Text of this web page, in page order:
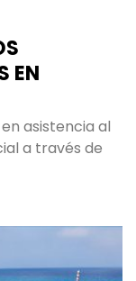
EN
asistencia al
a través de